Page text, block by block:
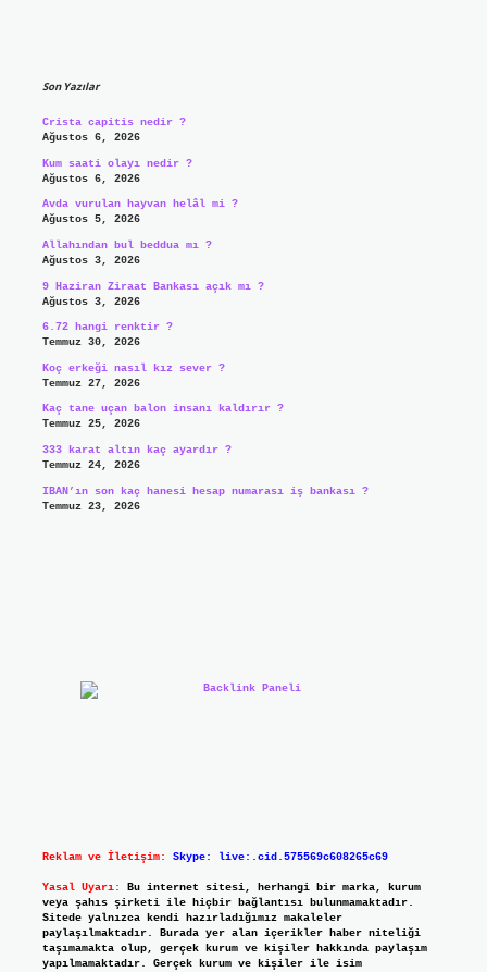
Son Yazılar
Crista capitis nedir ?
Ağustos 6, 2026
Kum saati olayı nedir ?
Ağustos 6, 2026
Avda vurulan hayvan helâl mi ?
Ağustos 5, 2026
Allahından bul beddua mı ?
Ağustos 3, 2026
9 Haziran Ziraat Bankası açık mı ?
Ağustos 3, 2026
6.72 hangi renktir ?
Temmuz 30, 2026
Koç erkeği nasıl kız sever ?
Temmuz 27, 2026
Kaç tane uçan balon insanı kaldırır ?
Temmuz 25, 2026
333 karat altın kaç ayardır ?
Temmuz 24, 2026
IBAN’ın son kaç hanesi hesap numarası iş bankası ?
Temmuz 23, 2026
Reklam ve İletişim: Skype: live:.cid.575569c608265c69
Yasal Uyarı:
Bu internet sitesi, herhangi bir marka, kurum
veya şahıs şirketi ile hiçbir bağlantısı bulunmamaktadır.
Sitede yalnızca kendi hazırladığımız makaleler
paylaşılmaktadır. Burada yer alan içerikler haber niteliği
taşımamakta olup, gerçek kurum ve kişiler hakkında paylaşım
yapılmamaktadır. Gerçek kurum ve kişiler ile isim